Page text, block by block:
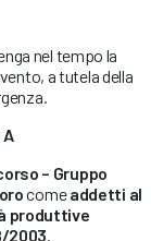
nel tempo la
a tutela della
A
– Gruppo
comeaddetti al
produttive
2003